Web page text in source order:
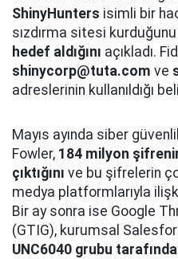
ShinyHunters isimli bir
sızdırma sitesi kurduğunu
hedef aldığını açıkladı.
shinycorp@tuta.com ve
adreslerinin kullanıldığı
Mayıs ayında siber
Fowler, 184 milyon
çıktığını ve bu şifrelerin
medya platformlarıyla
Bir ay sonra ise Google
(GTIG), kurumsal
UNC6040 grubu